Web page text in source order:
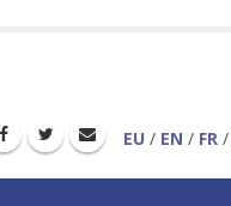
EU / EN / FR /